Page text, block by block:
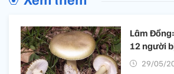
Lâm
12 người
29/05/